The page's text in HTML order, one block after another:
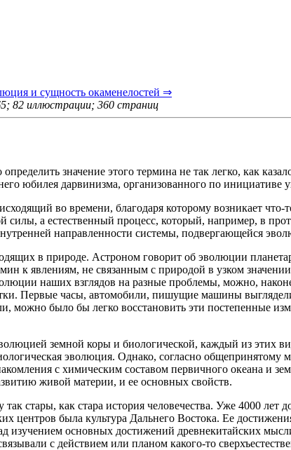
и сущность окаменелостей ⇒
82 иллюстрации; 360 страниц
значение этого термина не так легко, как
юбилея дарвинизма, организованного по инициативе
во времени, благодаря которому возникает что-
а естественный процесс, который, например, в
направленности системы, подвергающейся
в природе. Астроном говорит об эволюции
к явлениям, не связанным с природой в узком
наших взглядов на разные проблемы, можно,
Первые часы, автомобили, пишущие машины
можно было бы легко восстановить эти постепенные
земной коры и биологической, каждый из этих
эволюция. Однако, согласно
с химическим составом первичного океана и
живой материи, и ее основных свойств.
стары, как стара история человечества. Уже 4000 лет
центров была культура Дальнего Востока. Ее
изучением основных достижений древнекитайских
с действием или планом какого-то